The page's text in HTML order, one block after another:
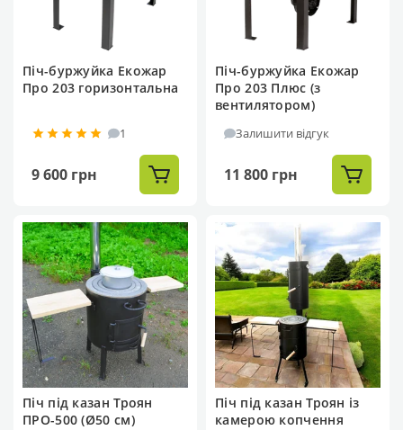
Піч-буржуйка Екожар
Про 203 горизонтальна
1
9 600 грн
Піч-буржуйка Екожар
Про 203 Плюс (з
вентилятором)
Залишити відгук
11 800 грн
Піч під казан Троян
ПРО-500 (Ø50 см)
Піч під казан Троян із
камерою копчення